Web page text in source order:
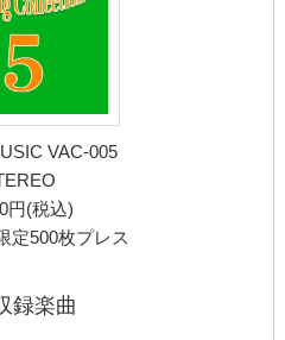
VAC-005
円(税込)
定500枚プレス
録楽曲